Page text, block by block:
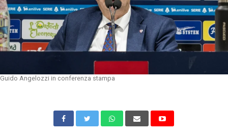
Guido Angelozzi in conferenza stampa